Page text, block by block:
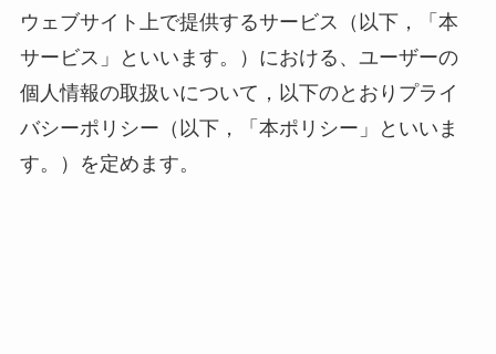
ウェブサイト上で提供するサービス（以下，「本
サービス」といいます。）における、ユーザーの
個人情報の取扱いについて，以下のとおりプライ
バシーポリシー（以下，「本ポリシー」といいま
す。）を定めます。